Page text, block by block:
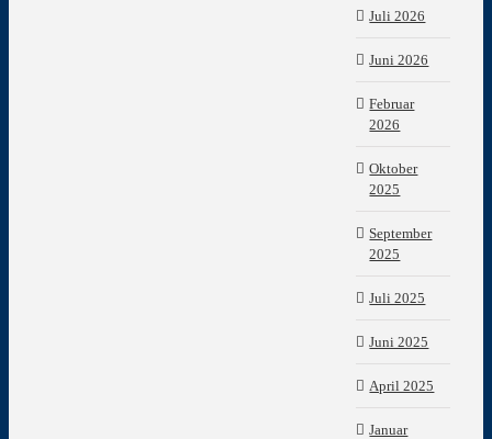
Juli 2026
Juni 2026
Februar
2026
Oktober
2025
September
2025
Juli 2025
Juni 2025
April 2025
Januar